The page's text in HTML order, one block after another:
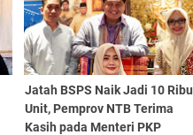
Jatah BSPS Naik Jadi 10 Ribu
Unit, Pemprov NTB Terima
Kasih pada Menteri PKP